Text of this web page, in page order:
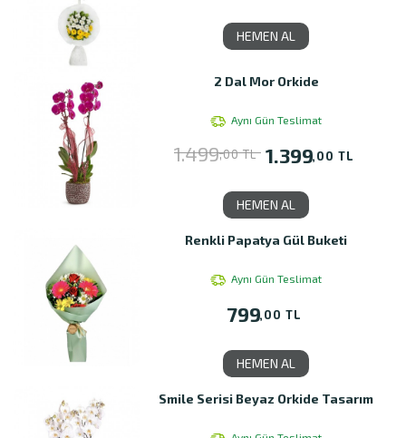
HEMEN AL
2 Dal Mor Orkide
Aynı Gün Teslimat
1.499,00 TL 1.399,00 TL
HEMEN AL
Renkli Papatya Gül Buketi
Aynı Gün Teslimat
799,00 TL
HEMEN AL
Smile Serisi Beyaz Orkide Tasarım